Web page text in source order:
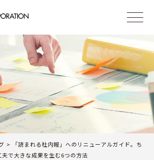
>
「読まれる社内報」へのリニューアルガイド。ち
夫で大きな成果を生む6つの方法